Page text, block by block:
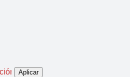
Aplicar